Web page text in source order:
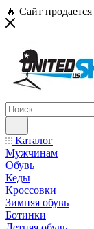
🔥 Сайт продается
Каталог
Мужчинам
Обувь
Кеды
Кроссовки
Зимняя обувь
Ботинки